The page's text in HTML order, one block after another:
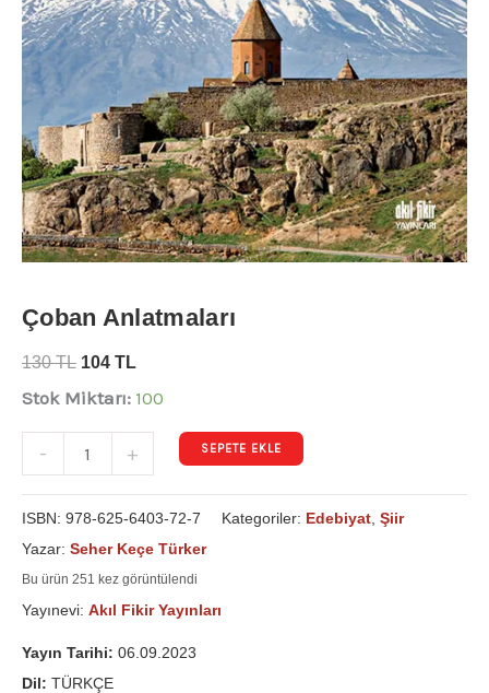
Çoban Anlatmaları
130TL 104 TL
Stok Miktarı: 100
- + SEPETE EKLE
ISBN: 978-625-6403-72-7 Kategoriler: Edebiyat Şiir
Yazar: Seher Keçe Türker
Bu ürün 251 kez görüntülendi
Yayınevi: Akıl Fikir Yayınları
Yayın Tarihi: 06.09.2023
Dil: TÜRKÇE